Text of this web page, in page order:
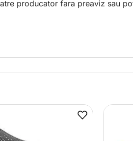
producator fara preaviz sau